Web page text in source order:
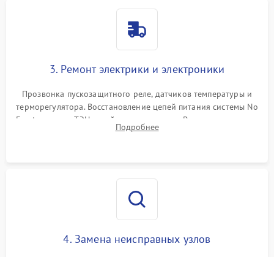
3. Ремонт электрики и электроники
Прозвонка пускозащитного реле, датчиков температуры и
терморегулятора. Восстановление цепей питания системы No
Frost, включая ТЭН оттайки и вентилятор. Ремонт или замена
платы управления при сбоях алгоритмов.
Подробнее
4. Замена неисправных узлов